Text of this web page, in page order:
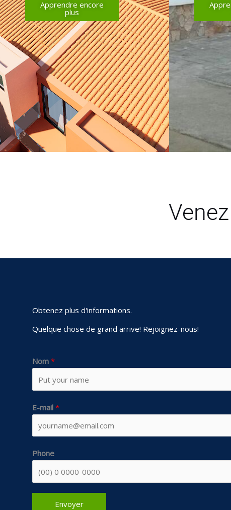
Apprendre encore
plus
Obtenez plus d'informations.
Quelque chose de grand arrive! Rejoignez-nous!
Nom *
E-mail *
Phone
Envoyer